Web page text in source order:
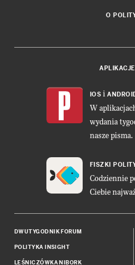
O
IOS i
W
wydania
nasze pisma.
FISZKI
Codziennie
Ciebie
DWUTYGODNIK FORUM
POLITYKA INSIGHT
LEŚNICZÓWKA NIBORK